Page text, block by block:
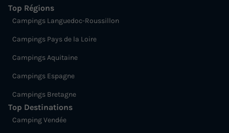
Top Régions
Campings Languedoc-Roussillon
Campings Pays de la Loire
Campings Aquitaine
Campings Espagne
Campings Bretagne
Top Destinations
Camping Vendée